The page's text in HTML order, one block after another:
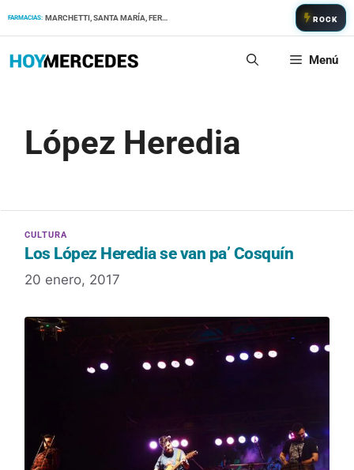
FARMACIAS: MARCHETTI, SANTA MARÍA, FERNANDEZ ROCK
Menú
López Heredia
Los López Heredia se van pa’ Cosquín
20 enero, 2017